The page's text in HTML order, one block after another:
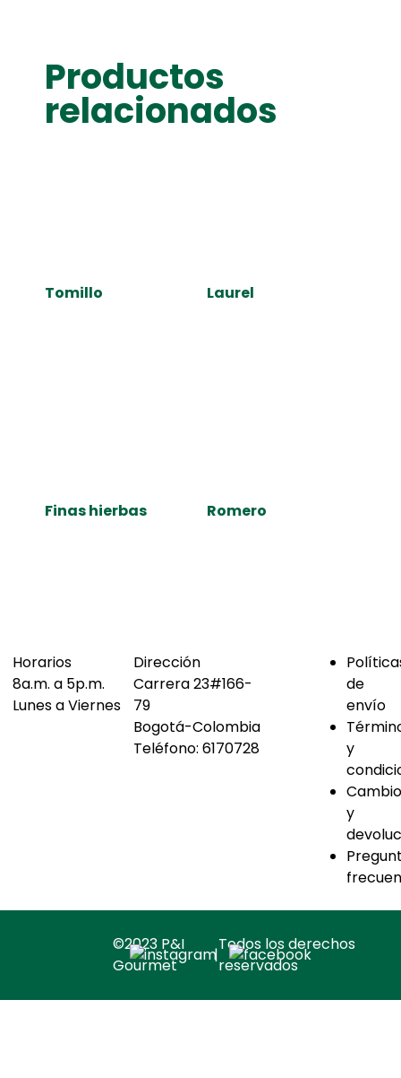
Productos
relacionados
Tomillo Laurel
Finas hierbas Romero
Horarios
8a.m. a 5p.m.
Lunes a Viernes
Dirección
Carrera 23#166-
79
Bogotá-Colombia
Teléfono:6170728
de
envío
y
y
©2023 P&I
Gourmet
|
Todos los derechos
reservados